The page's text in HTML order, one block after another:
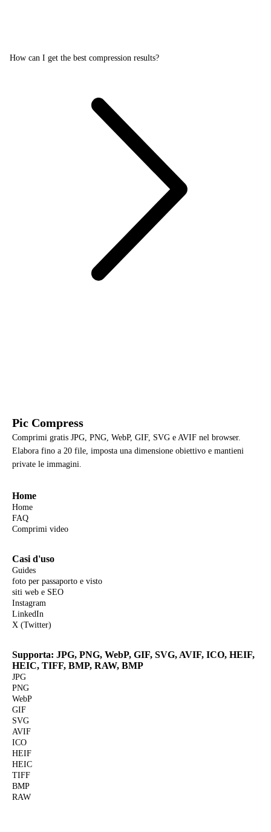
How can I get the best compression results?
Pic Compress
Comprimi gratis JPG, PNG, WebP, GIF, SVG e AVIF nel browser.
Elabora fino a 20 file, imposta una dimensione obiettivo e mantieni
private le immagini.
Home
Home
FAQ
Comprimi video
Casi d'uso
Guides
foto per passaporto e visto
siti web e SEO
Instagram
LinkedIn
X (Twitter)
Supporta: JPG, PNG, WebP, GIF, SVG, AVIF, ICO, HEIF,
HEIC, TIFF, BMP, RAW, BMP
JPG
PNG
WebP
GIF
SVG
AVIF
ICO
HEIF
HEIC
TIFF
BMP
RAW